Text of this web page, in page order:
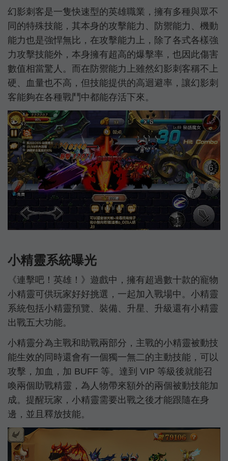
幻影刺客是一隻快速型的英雄職業，擁有多種與眾不
同的特殊技能，其本身的攻擊能力、防禦能力、機動
能力也是強悍無比，在攻擊能力上，除了各式各樣強
力攻擊技能外，本身擁有超高的爆擊率，也因此傷害
數值相當驚人。而在防禦能力上雖然幻影刺客稱不上
硬、血量也不高，但技能提供的高迴避率，讓幻影刺
客能夠在各種戰鬥中都能存活下來。
小精靈系統曝光
《連擊吧！英雄！》遊戲中，擁有超過數十款的寵物
小精靈可供玩家好好挑選，一起加入戰場中。小精靈
系統包括小精靈預覽、裝備、升星、升級還有小精靈
出戰五大功能。
小精靈分為主戰和助戰兩部分，主戰的小精靈被動技
能生效的同時還會有一個獨一無二的主動技能，可以
攻擊，加血，加 BUFF 等。達到 VIP 等級後就能召
喚兩個助戰精靈，為人物帶來額外的兩個被動技能加
成。提醒玩家，小精靈需要出戰之後才能跟隨在身
邊，並且釋放技能。